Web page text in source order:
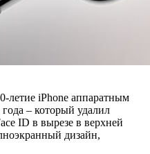
летие iPhone аппаратным
– который удалил
ID в вырезе в верхней
дизайн,